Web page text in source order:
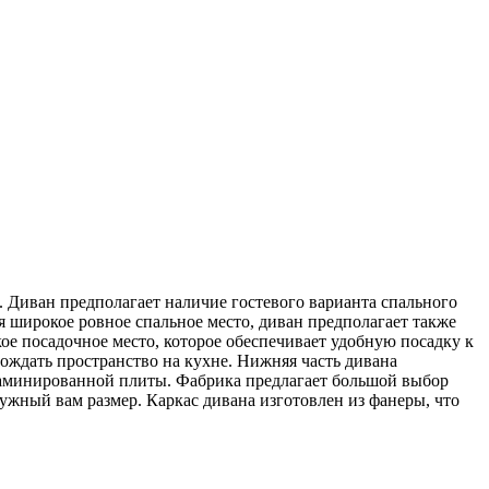
предполагает наличие гостевого варианта спального
ровное спальное место, диван предполагает также
посадочное место, которое обеспечивает удобную посадку к
пространство на кухне. Нижняя часть дивана
плиты. Фабрика предлагает большой выбор
вам размер. Каркас дивана изготовлен из фанеры, что